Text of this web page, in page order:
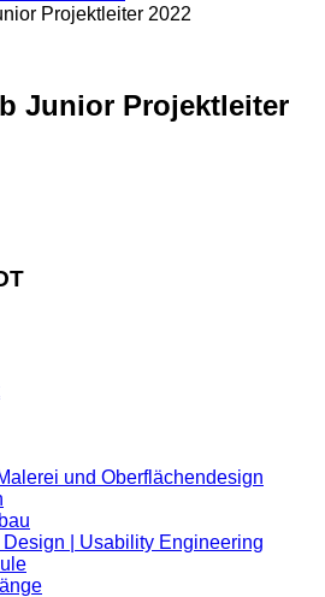
Projektleiter 2022
Junior Projektleiter
und Oberflächendesign
| Usability Engineering